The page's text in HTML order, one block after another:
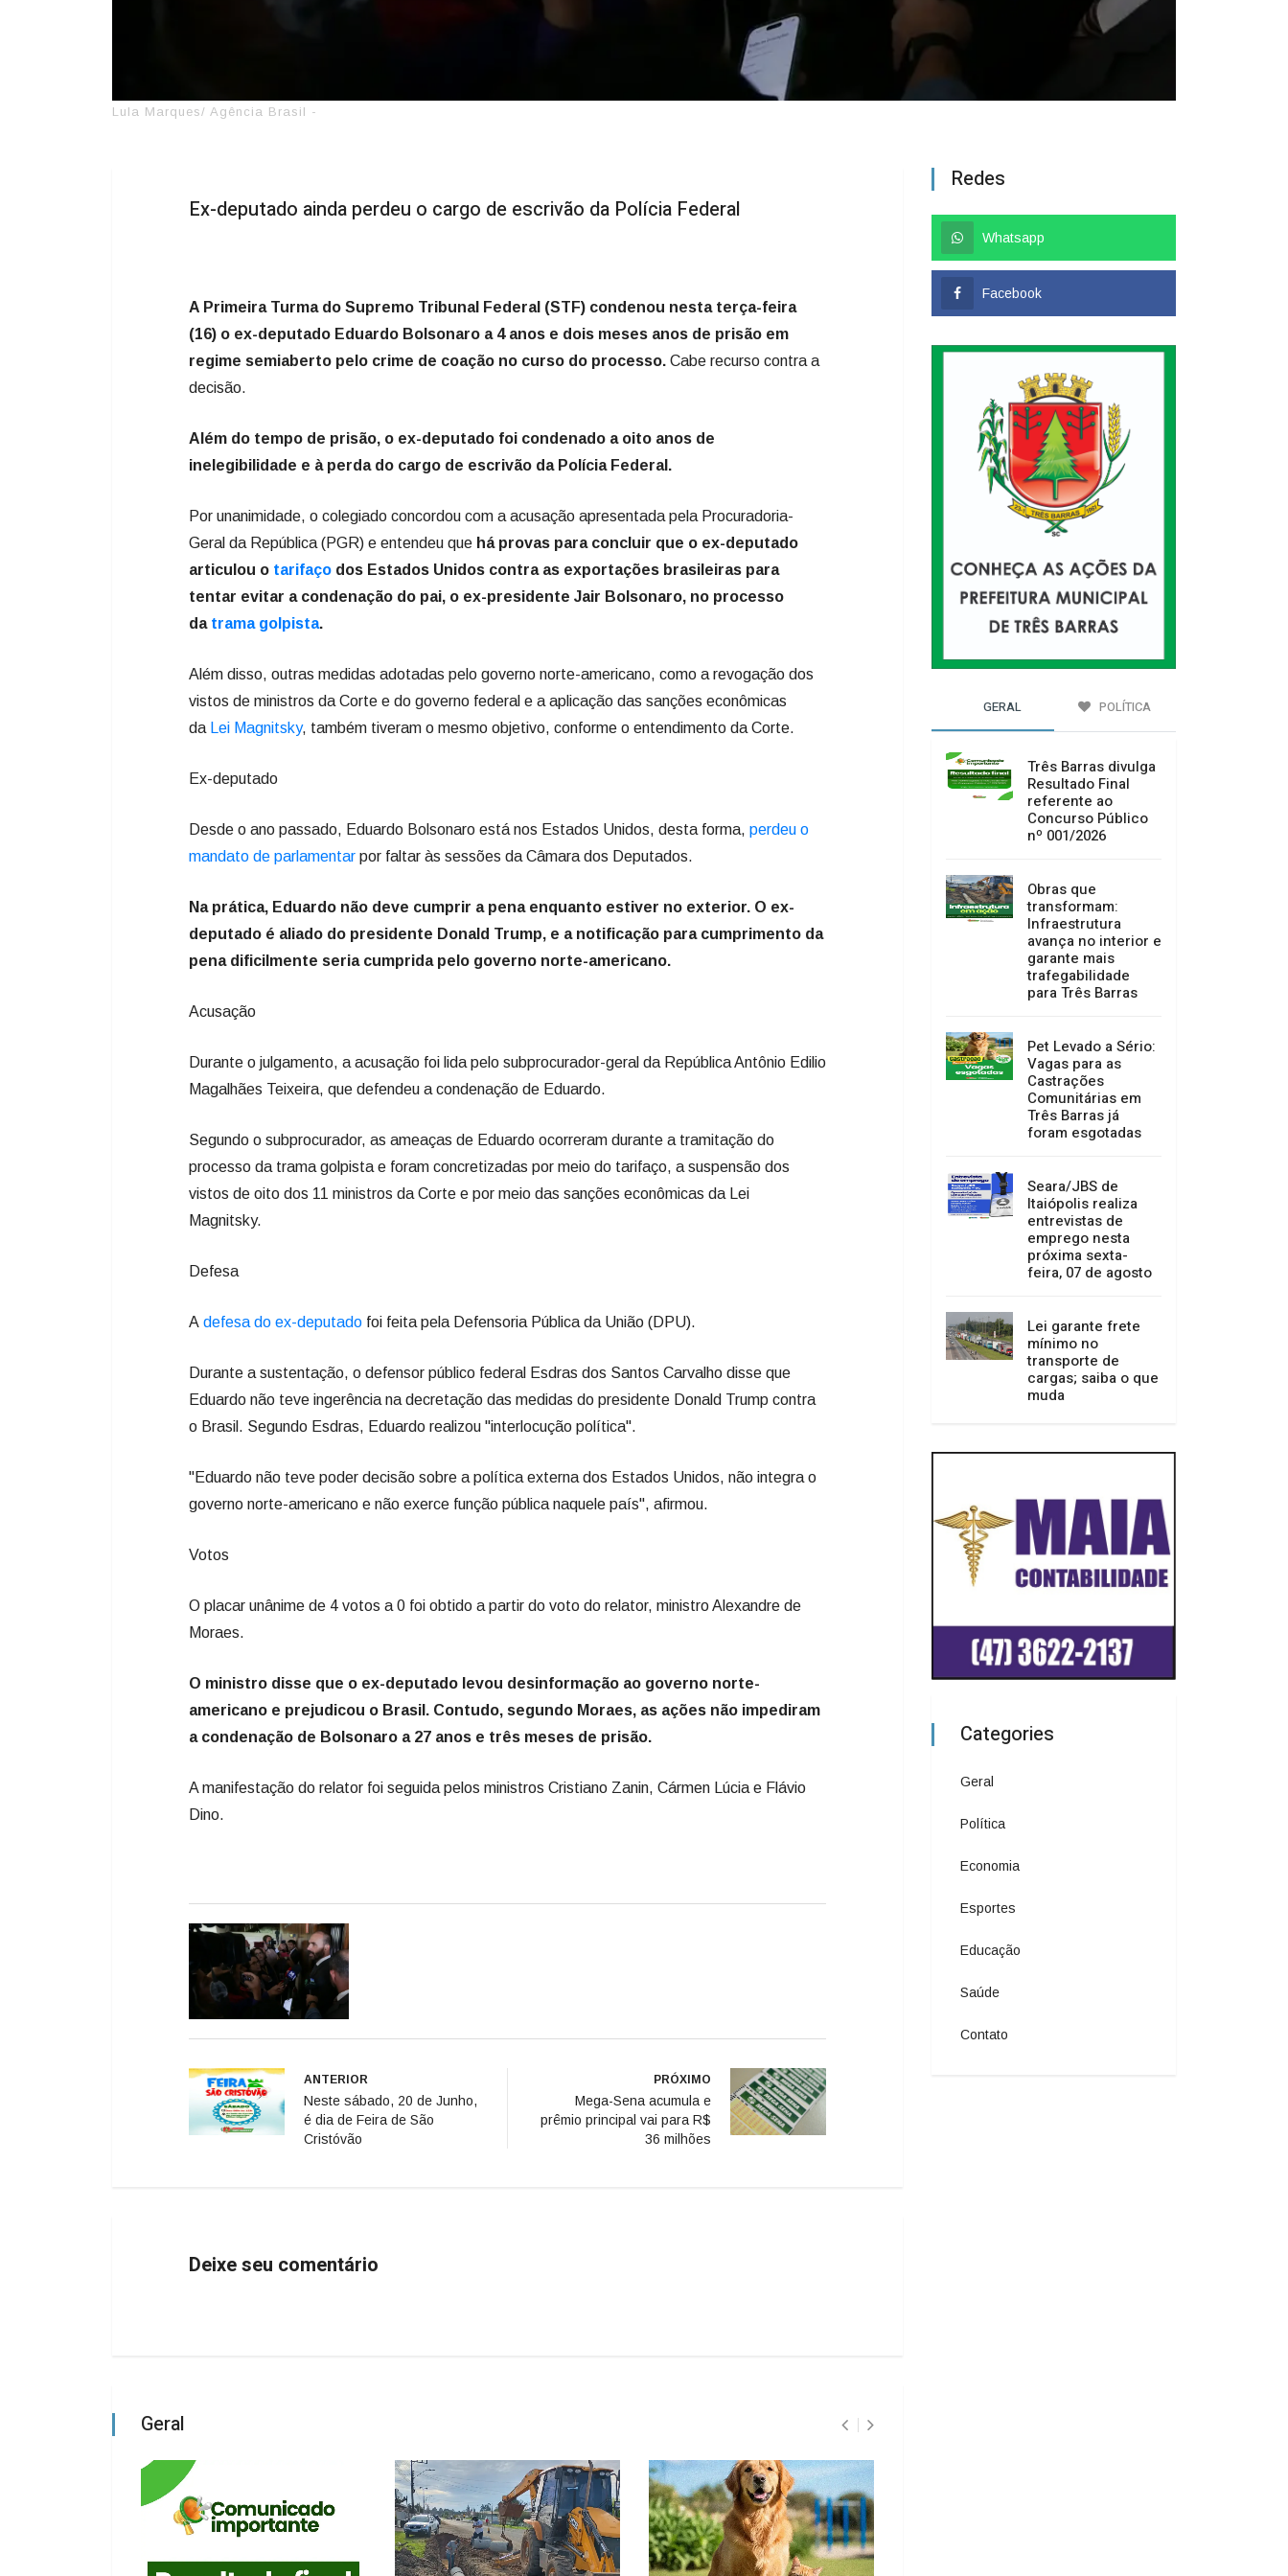
Lula Marques/ Agência Brasil -
Ex-deputado ainda perdeu o cargo de escrivão da Polícia Federal
A Primeira Turma do Supremo Tribunal Federal (STF) condenou nesta terça-feira
(16) o ex-deputado Eduardo Bolsonaro a 4 anos e dois meses anos de prisão em
regime semiaberto pelo crime de coação no curso do processo. Cabe recurso contra a
decisão.
Além do tempo de prisão, o ex-deputado foi condenado a oito anos de
inelegibilidade e à perda do cargo de escrivão da Polícia Federal.
Por unanimidade, o colegiado concordou com a acusação apresentada pela Procuradoria-
Geral da República (PGR) e entendeu que há provas para concluir que o ex-deputado
articulou o tarifaço dos Estados Unidos contra as exportações brasileiras para
tentar evitar a condenação do pai, o ex-presidente Jair Bolsonaro, no processo
da trama golpista.
Além disso, outras medidas adotadas pelo governo norte-americano, como a revogação dos
vistos de ministros da Corte e do governo federal e a aplicação das sanções econômicas
da Lei Magnitsky, também tiveram o mesmo objetivo, conforme o entendimento da Corte.
Ex-deputado
Desde o ano passado, Eduardo Bolsonaro está nos Estados Unidos, desta forma, perdeu o
mandato de parlamentar por faltar às sessões da Câmara dos Deputados.
Na prática, Eduardo não deve cumprir a pena enquanto estiver no exterior. O ex-
deputado é aliado do presidente Donald Trump, e a notificação para cumprimento da
pena dificilmente seria cumprida pelo governo norte-americano.
Acusação
Durante o julgamento, a acusação foi lida pelo subprocurador-geral da República Antônio Edilio
Magalhães Teixeira, que defendeu a condenação de Eduardo.
Segundo o subprocurador, as ameaças de Eduardo ocorreram durante a tramitação do
processo da trama golpista e foram concretizadas por meio do tarifaço, a suspensão dos
vistos de oito dos 11 ministros da Corte e por meio das sanções econômicas da Lei
Magnitsky.
Defesa
A defesa do ex-deputado foi feita pela Defensoria Pública da União (DPU).
Durante a sustentação, o defensor público federal Esdras dos Santos Carvalho disse que
Eduardo não teve ingerência na decretação das medidas do presidente Donald Trump contra
o Brasil. Segundo Esdras, Eduardo realizou "interlocução política".
"Eduardo não teve poder decisão sobre a política externa dos Estados Unidos, não integra o
governo norte-americano e não exerce função pública naquele país", afirmou.
Votos
O placar unânime de 4 votos a 0 foi obtido a partir do voto do relator, ministro Alexandre de
Moraes.
O ministro disse que o ex-deputado levou desinformação ao governo norte-
americano e prejudicou o Brasil. Contudo, segundo Moraes, as ações não impediram
a condenação de Bolsonaro a 27 anos e três meses de prisão.
A manifestação do relator foi seguida pelos ministros Cristiano Zanin, Cármen Lúcia e Flávio
Dino.
ANTERIOR
Neste sábado, 20 de Junho,
é dia de Feira de São
Cristóvão
PRÓXIMO
Mega-Sena acumula e
prêmio principal vai para R$
36 milhões
Deixe seu comentário
Geral
Redes
Whatsapp
Facebook
GERAL POLÍTICA
Três Barras divulga
Resultado Final
referente ao
Concurso Público
nº 001/2026
Obras que
transformam:
Infraestrutura
avança no interior e
garante mais
trafegabilidade
para Três Barras
Pet Levado a Sério:
Vagas para as
Castrações
Comunitárias em
Três Barras já
foram esgotadas
Seara/JBS de
Itaiópolis realiza
entrevistas de
emprego nesta
próxima sexta-
feira, 07 de agosto
Lei garante frete
mínimo no
transporte de
cargas; saiba o que
muda
Categories
Geral
Política
Economia
Esportes
Educação
Saúde
Contato